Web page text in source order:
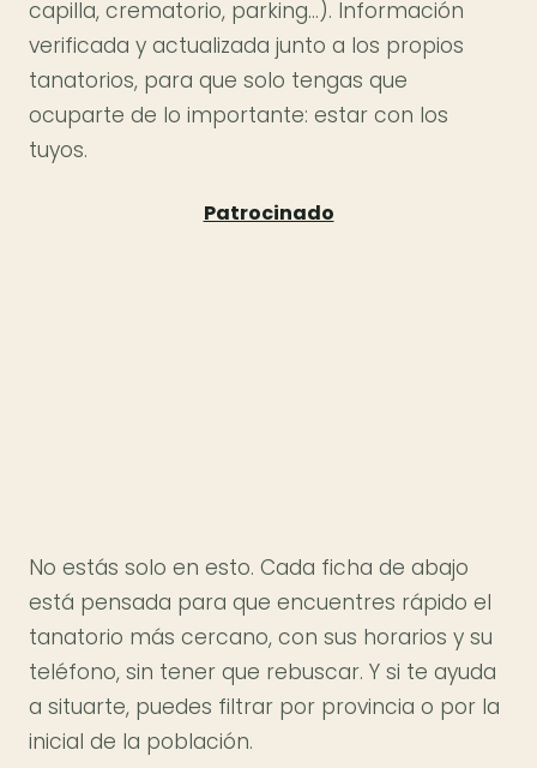
capilla, crematorio, parking…). Información
verificada y actualizada junto a los propios
tanatorios, para que solo tengas que
ocuparte de lo importante: estar con los
tuyos.
No estás solo en esto. Cada ficha de abajo
está pensada para que encuentres rápido el
tanatorio más cercano, con sus horarios y su
teléfono, sin tener que rebuscar. Y si te ayuda
a situarte, puedes filtrar por provincia o por la
inicial de la población.